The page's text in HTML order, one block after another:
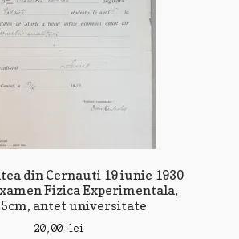
din Cernauti 19 iunie 1930
Fizica Experimentala,
antet universitate
20,00 lei